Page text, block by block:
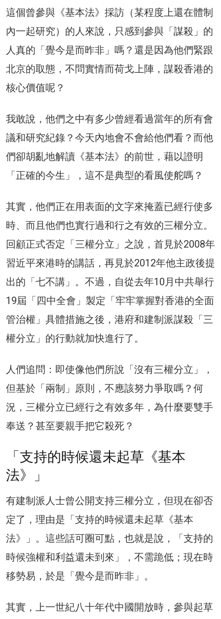
這個曾參與《基本法》採訪（某程度上還在體制
內一起研究）的人來說，只感到參與「謀殺」的
人真的「覺今是而昨非」嗎？還是因為他們緊跟
北京的取態，不問實情而荷戈上陣，謀殺香港的
核心價值呢？
我敢說，他們之中有多少曾經看過當年的所有會
議和研究紀錄？今天內地會不會給他們看？而他
們卻胡亂地解讀《基本法》的前世，藉以證明
「正確的今生」，這不是典型的看風使舵嗎？
其實，他們正在用表面的文字來掩蓋已經行使多
時、而且他們也實行過和行之有效的三權分立。
回顧正式否定「三權分立」之說，首見於2008年
習近平來港時的講話，再見於2012年他主政後提
出的「七不講」。不過，自從去年10月中共舉行
19屆「四中全會」製定「牢牢掌握對香港的全面
管治權」具體措施之後，港府和建制派謀殺「三
權分立」的行動就加快進行了。
人們追問：即使像他們所說「沒有三權分立」，
但基於「兩制」原則，不應該努力爭取嗎？何
況，三權分立已經行之有效多年，為什麼要雙手
奉送？甚至要親手把它殺死？
「支持的時候還未起草《基本
法》」
有建制派人士曾公開支持三權分立，但現在卻否
定了，理由是「支持的時候還未起草《基本
法》」。這些話可圈可點，也就是說，「支持的
時候強權和利益還未到來」，不需跪低；現在時
移勢易，於是「覺今是而昨非」。
其實，上一世紀八十年代中國開放時，參與起草